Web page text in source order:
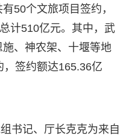
50个文旅项目签约，
计510亿元。其中，武
、神农架、十堰等地
签约额达165.36亿
书记、厅长克克为来自